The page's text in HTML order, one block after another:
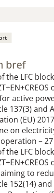
bref
the LFC block
active
137(3) and
(EU)
on
– 27
the LFC block
to
152(14)